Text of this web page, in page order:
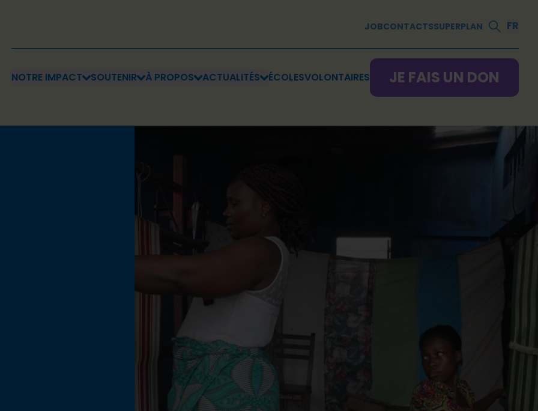
JOBCONTACTSSUPERPLAN FR
NOTRE IMPACT SOUTENIR À PROPOS ACTUALITÉS ÉCOLESVOLONTAIRES JE FAIS UN DON